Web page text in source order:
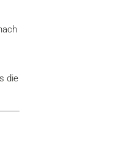
die